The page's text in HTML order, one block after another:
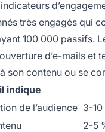
très engagés qui
100 000 passifs.
d’e-mails et
son contenu ou se
indique
de l’audience 3-
2-5